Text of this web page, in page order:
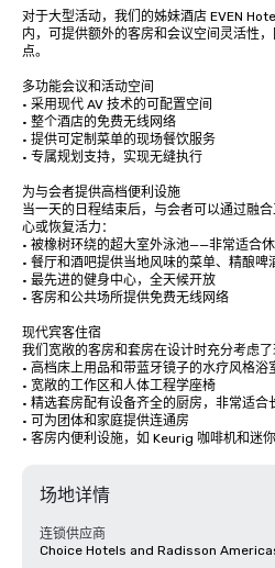
对于大型活动，我们的姊妹酒店 EVEN
内，可提供额外的客房和会议空间灵活性
点。
多功能会议和活动空间
• 采用现代 AV 技术的可配置空间
• 整个酒店的免费无线网络
• 提供可定制菜单的现场餐饮服务
• 专属规划支持，实现无缝执行
为与会者提供高档便利设施
当一天的日程结束后，与会者可以通过融
心或恢复活力：
• 被橡树环绕的超大室外泳池——非常适合
• 餐厅和酒吧提供当地风味的菜单、精酿啤
• 最先进的健身中心，全天候开放
• 客房和公共场所提供免费无线网络
现代宾客住宿
我们宽敞的客房和套房在设计时充分考虑了
• 高档床上用品和带蓝牙镜子的水疗风格浴
• 宽敞的工作区和人体工程学座椅
• 精选套房配有设备齐全的厨房，非常适合
• 可为团体和家庭提供连通房
• 客房内便利设施，如 Keurig 咖啡机和迷
场地详情
连锁供应商
Choice Hotels and Radisson